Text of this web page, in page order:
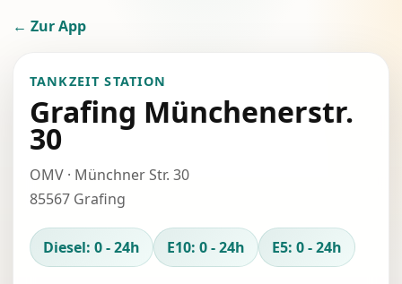
← Zur App
TANKZEIT STATION
Grafing Münchenerstr.
30
OMV · Münchner Str. 30
85567 Grafing
Diesel: 0 - 24h E10: 0 - 24h E5: 0 - 24h